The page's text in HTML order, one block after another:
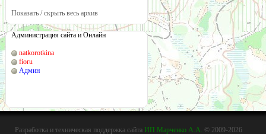
Показать / скрыть весь архив
Администрация сайта и Онлайн
natkorotkina
fioru
Админ
Разработка и техническая поддержка сайта ИП Марченко А.А. © 2009-2026